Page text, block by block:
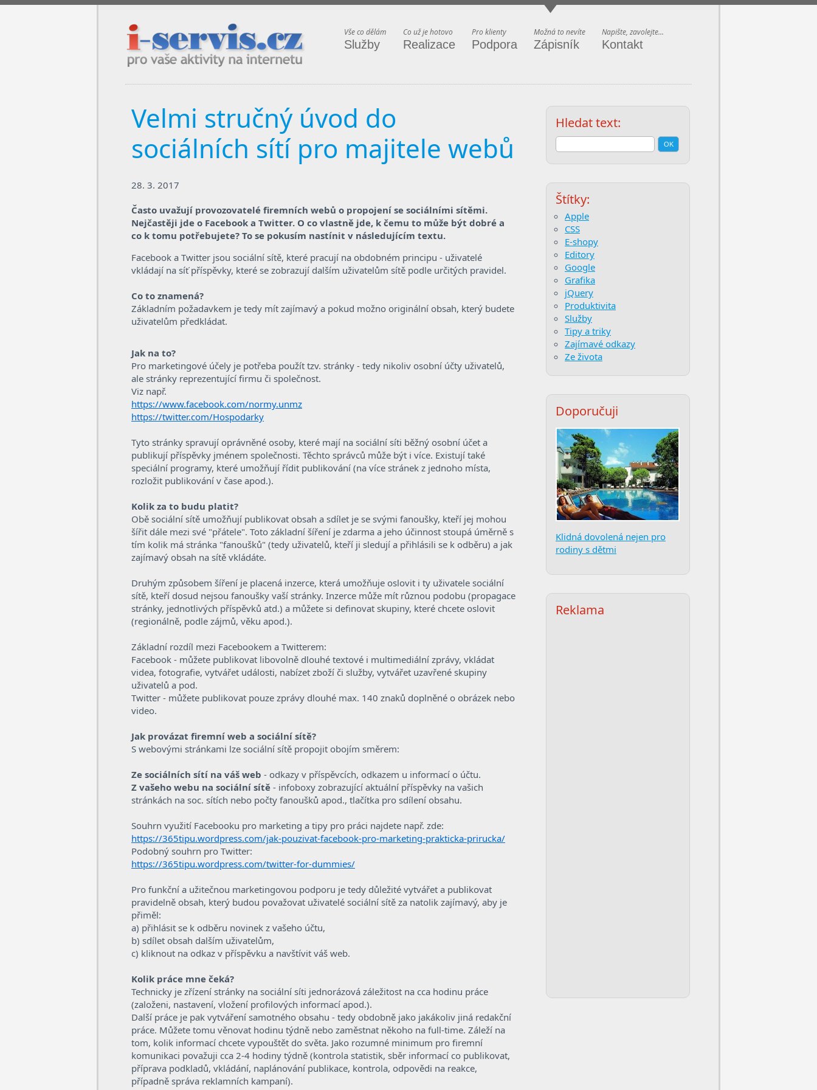
Vše co dělám
Služby
Co už je hotovo
Realizace
Pro klienty
Podpora
Možná to nevíte
Zápisník
Napište, zavolejte...
Kontakt
Velmi stručný úvod do
sociálních sítí pro majitele webů
28. 3. 2017
Často uvažují provozovatelé firemních webů o propojení se sociálními sítěmi.
Nejčastěji jde o Facebook a Twitter. O co vlastně jde, k čemu to může být dobré a
co k tomu potřebujete? To se pokusím nastínit v následujícím textu.
Facebook a Twitter jsou sociální sítě, které pracují na obdobném principu - uživatelé
vkládají na síť příspěvky, které se zobrazují dalším uživatelům sítě podle určitých pravidel.
Co to znamená?
Základním požadavkem je tedy mít zajímavý a pokud možno originální obsah, který budete
uživatelům předkládat.
Jak na to?
Pro marketingové účely je potřeba použít tzv. stránky - tedy nikoliv osobní účty uživatelů,
ale stránky reprezentující firmu či společnost.
Viz např.
https://www.facebook.com/normy.unmz
https://twitter.com/Hospodarky
Tyto stránky spravují oprávněné osoby, které mají na sociální síti běžný osobní účet a
publikují příspěvky jménem společnosti. Těchto správců může být i více. Existují také
speciální programy, které umožňují řídit publikování (na více stránek z jednoho místa,
rozložit publikování v čase apod.).
Kolik za to budu platit?
Obě sociální sítě umožňují publikovat obsah a sdílet je se svými fanoušky, kteří jej mohou
šířit dále mezi své "přátele". Toto základní šíření je zdarma a jeho účinnost stoupá úměrně s
tím kolik má stránka "fanoušků" (tedy uživatelů, kteří ji sledují a přihlásili se k odběru) a jak
zajímavý obsah na sítě vkládáte.
Druhým způsobem šíření je placená inzerce, která umožňuje oslovit i ty uživatele sociální
sítě, kteří dosud nejsou fanoušky vaší stránky. Inzerce může mít různou podobu (propagace
stránky, jednotlivých příspěvků atd.) a můžete si definovat skupiny, které chcete oslovit
(regionálně, podle zájmů, věku apod.).
Základní rozdíl mezi Facebookem a Twitterem:
Facebook - můžete publikovat libovolně dlouhé textové i multimediální zprávy, vkládat
videa, fotografie, vytvářet události, nabízet zboží či služby, vytvářet uzavřené skupiny
uživatelů a pod.
Twitter - můžete publikovat pouze zprávy dlouhé max. 140 znaků doplněné o obrázek nebo
video.
Jak provázat firemní web a sociální sítě?
S webovými stránkami lze sociální sítě propojit obojím směrem:
Ze sociálních sítí na váš web - odkazy v příspěvcích, odkazem u informací o účtu.
Z vašeho webu na sociální sítě - infoboxy zobrazující aktuální příspěvky na vašich
stránkách na soc. sítích nebo počty fanoušků apod., tlačítka pro sdílení obsahu.
Souhrn využití Facebooku pro marketing a tipy pro práci najdete např. zde:
https://365tipu.wordpress.com/jak-pouzivat-facebook-pro-marketing-prakticka-prirucka/
Podobný souhrn pro Twitter:
https://365tipu.wordpress.com/twitter-for-dummies/
Pro funkční a užitečnou marketingovou podporu je tedy důležité vytvářet a publikovat
pravidelně obsah, který budou považovat uživatelé sociální sítě za natolik zajímavý, aby je
přiměl:
a) přihlásit se k odběru novinek z vašeho účtu,
b) sdílet obsah dalším uživatelům,
c) kliknout na odkaz v příspěvku a navštívit váš web.
Kolik práce mne čeká?
Technicky je zřízení stránky na sociální síti jednorázová záležitost na cca hodinu práce
(založeni, nastavení, vložení profilových informací apod.).
Další práce je pak vytváření samotného obsahu - tedy obdobně jako jakákoliv jiná redakční
práce. Můžete tomu věnovat hodinu týdně nebo zaměstnat někoho na full-time. Záleží na
tom, kolik informací chcete vypouštět do světa. Jako rozumné minimum pro firemní
komunikaci považuji cca 2-4 hodiny týdně (kontrola statistik, sběr informací co publikovat,
příprava podkladů, vkládání, naplánování publikace, kontrola, odpovědi na reakce,
případně správa reklamních kampaní).
Hledat text:
Štítky:
Apple
CSS
E-shopy
Editory
Google
Grafika
jQuery
Produktivita
Služby
Tipy a triky
Zajímavé odkazy
Ze života
Doporučuji
Klidná dovolená nejen pro
rodiny s dětmi
Reklama